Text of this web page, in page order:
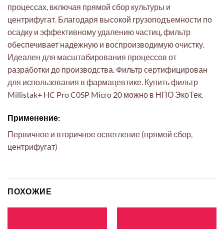
процессах, включая прямой сбор культуры и
центрифугат. Благодаря высокой грузоподъемности по
осадку и эффективному удалению частиц, фильтр
обеспечивает надежную и воспроизводимую очистку.
Идеален для масштабирования процессов от
разработки до производства. Фильтр сертифицирован
для использования в фармацевтике. Купить фильтр
Millistak+ HC Pro C0SP Micro 20 можно в НПО ЭкоТек.
Применение:
Первичное и вторичное осветление (прямой сбор,
центрифугат)
ПОХОЖИЕ